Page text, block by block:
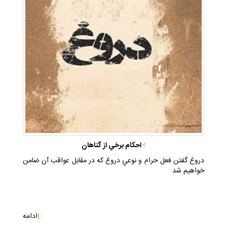
احكام برخي از گناهان
دروغ گفتن فعل حرام و نوعي دروغ كه در مقابل عواقب آن ضامن
خواهيم شد
|ادامه